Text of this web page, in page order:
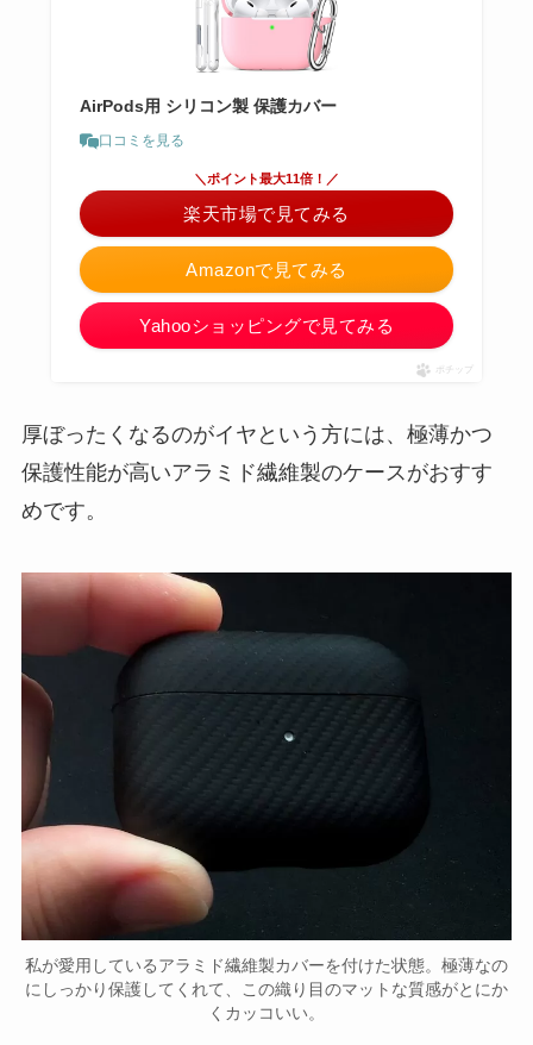
AirPods用 シリコン製 保護カバー
口コミを見る
Amazonで見てみる
＼ポイント最大11倍！／
楽天市場で見てみる
Yahooショッピングで見てみる
ポチップ
厚ぼったくなるのがイヤという方には、極薄かつ
保護性能が高いアラミド繊維製のケースがおすす
めです。
私が愛用しているアラミド繊維製カバーを付けた状態。極薄なの
にしっかり保護してくれて、この織り目のマットな質感がとにか
くカッコいい。